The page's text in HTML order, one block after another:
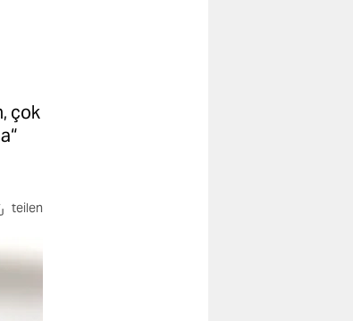
çok
teilen